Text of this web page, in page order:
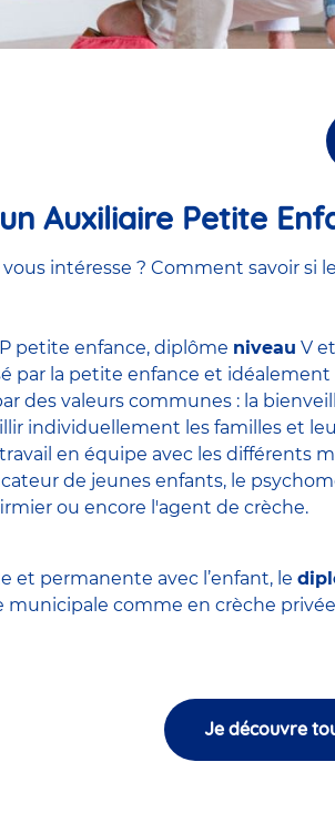
Auxiliaire Petite
intéresse ? Comment savoir si
petite enfance, diplôme niveau V
par la petite enfance et
des valeurs communes : la
individuellement les familles et
en équipe avec les différents
de jeunes enfants, le
ou encore l'agent de crèche.
et permanente avec l’enfant, le
municipale comme en crèche
Je découvre